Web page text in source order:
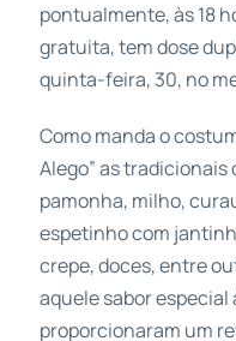
pontualmente, às 18
gratuita, tem dose
quinta-feira, 30, no
Como manda o
Alego” as
pamonha, milho,
espetinho com
crepe, doces, entre
aquele sabor
proporcionaram um